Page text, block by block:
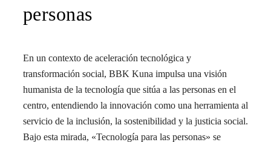
personas
En un contexto de aceleración tecnológica y
transformación social, BBK Kuna impulsa una visión
humanista de la tecnología que sitúa a las personas en el
centro, entendiendo la innovación como una herramienta al
servicio de la inclusión, la sostenibilidad y la justicia social.
Bajo esta mirada, «Tecnología para las personas» se